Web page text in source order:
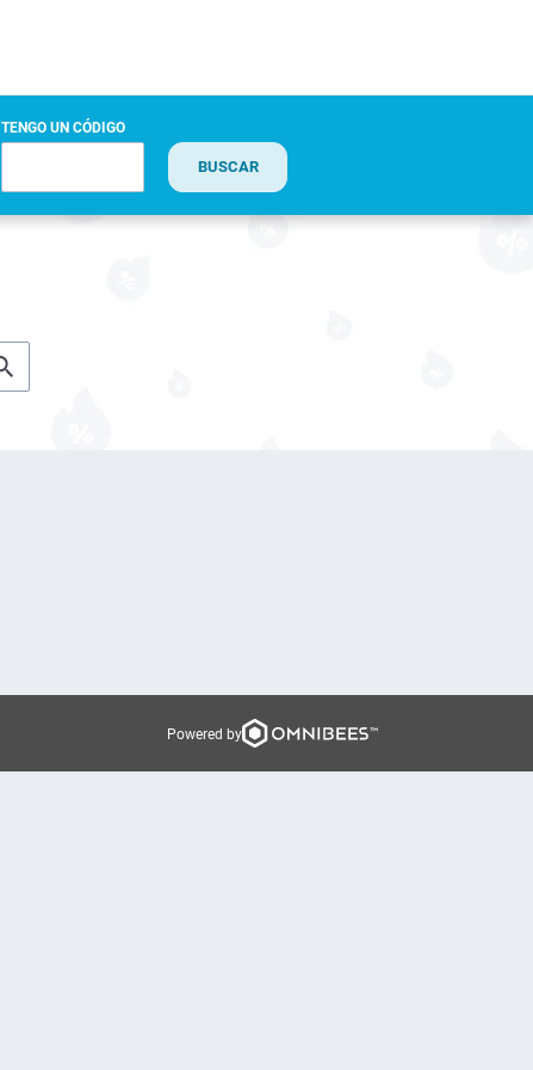
TENGO UN CÓDIGO
BUSCAR
Powered by